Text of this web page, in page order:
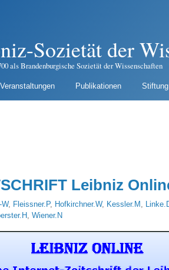
Sozietät der
als Brandenburgische Sozietät der Wissenschaften
Veranstaltungen Publikationen
Leibniz
, Fleissner.P, Hofkirchner.W, Kessler.M
Wiener.N